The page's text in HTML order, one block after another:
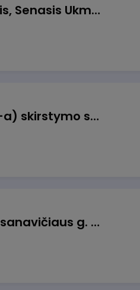
Prekių surinkėjas (-a) - pickeris, Senasis Ukmergės kelias 8, Avižieniai
Užsakymų komplektuotojas (-a) skirstymo sandėlyje
Pamainos vadovas (-ė), J. Basanavičiaus g. 6, Jonava